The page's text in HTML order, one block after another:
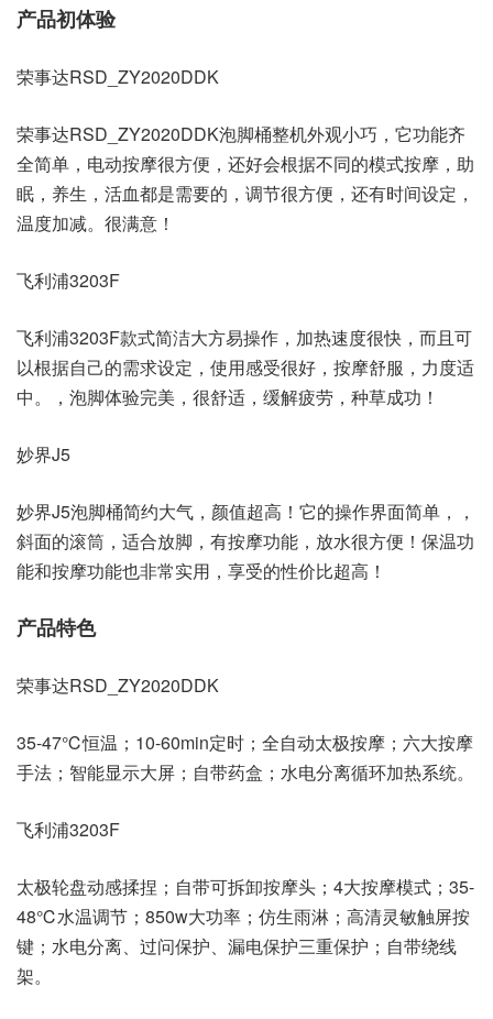
产品初体验
荣事达RSD_ZY2020DDK
荣事达RSD_ZY2020DDK泡脚桶整机外观小巧，它功能齐
全简单，电动按摩很方便，还好会根据不同的模式按摩，助
眠，养生，活血都是需要的，调节很方便，还有时间设定，
温度加减。很满意！
飞利浦3203F
飞利浦3203F款式简洁大方易操作，加热速度很快，而且可
以根据自己的需求设定，使用感受很好，按摩舒服，力度适
中。，泡脚体验完美，很舒适，缓解疲劳，种草成功！
妙界J5
妙界J5泡脚桶简约大气，颜值超高！它的操作界面简单，，
斜面的滚筒，适合放脚，有按摩功能，放水很方便！保温功
能和按摩功能也非常实用，享受的性价比超高！
产品特色
荣事达RSD_ZY2020DDK
35-47℃恒温；10-60min定时；全自动太极按摩；六大按摩
手法；智能显示大屏；自带药盒；水电分离循环加热系统。
飞利浦3203F
太极轮盘动感揉捏；自带可拆卸按摩头；4大按摩模式；35-
48℃水温调节；850w大功率；仿生雨淋；高清灵敏触屏按
键；水电分离、过问保护、漏电保护三重保护；自带绕线
架。